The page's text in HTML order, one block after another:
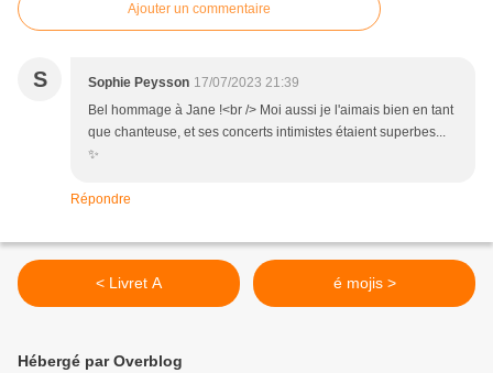
Ajouter un commentaire
S Sophie Peysson 17/07/2023 21:39
Bel hommage à Jane !<br /> Moi aussi je l'aimais bien en tant
que chanteuse, et ses concerts intimistes étaient superbes...
✨️
Répondre
< Livret A é mojis >
Hébergé par Overblog